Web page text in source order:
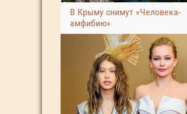
В Крыму снимут «Человека-
амфибию»